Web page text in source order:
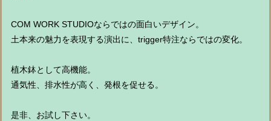
COM WORK STUDIOならではの面白いデザイン。
土本来の魅力を表現する演出に、trigger特注ならではの変化。
植木鉢として高機能。
通気性、排水性が高く、発根を促せる。
是非、お試し下さい。